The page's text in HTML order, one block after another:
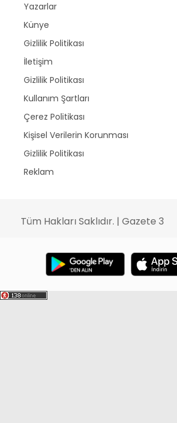
Yazarlar
Künye
Gizlilik Politikası
İletişim
Gizlilik Politikası
Kullanım Şartları
Çerez Politikası
Kişisel Verilerin Korunması
Gizlilik Politikası
Reklam
Tüm Hakları Saklıdır. | Gazete 3